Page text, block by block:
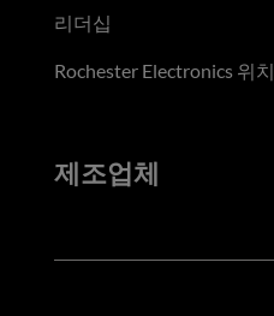
리더십
Rochester Electronics 위치
제조업체